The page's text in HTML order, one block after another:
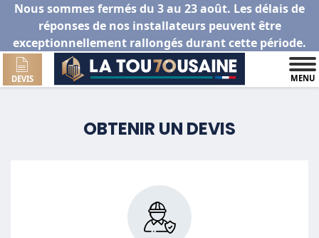
Nous sommes fermés du 3 au 23 août. Les délais de
réponses de nos installateurs peuvent être
exceptionnellement rallongés durant cette période.
DEVIS MENU
OBTENIR UN DEVIS